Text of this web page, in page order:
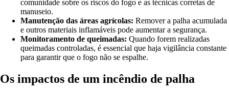
comunidade sobre os riscos do fogo e as técnicas corretas de
manuseio.
Manutenção das áreas agrícolas: Remover a palha acumulada
e outros materiais inflamáveis pode aumentar a segurança.
Monitoramento de queimadas: Quando forem realizadas
queimadas controladas, é essencial que haja vigilância constante
para garantir que o fogo não se espalhe.
Os impactos de um incêndio de palha